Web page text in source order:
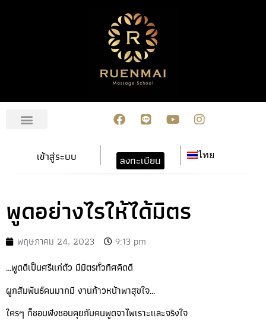
เข้าสู่ระบบ ลงทะเบียน ไทย
พูดอย่างไรให้ได้มิตร
พฤษภาคม 24, 2023
9:13 pm
…พูดดีเป็นศรีแก่ตัว มีมิตรทั่วทิศคิดดี
ผูกสัมพันธ์คนมากมี งานก้าวหน้าพาสุขใจ…
ใครๆ ก็ชอบฟังชอบคุยกับคนพูดจาไพเราะและจริงใจ